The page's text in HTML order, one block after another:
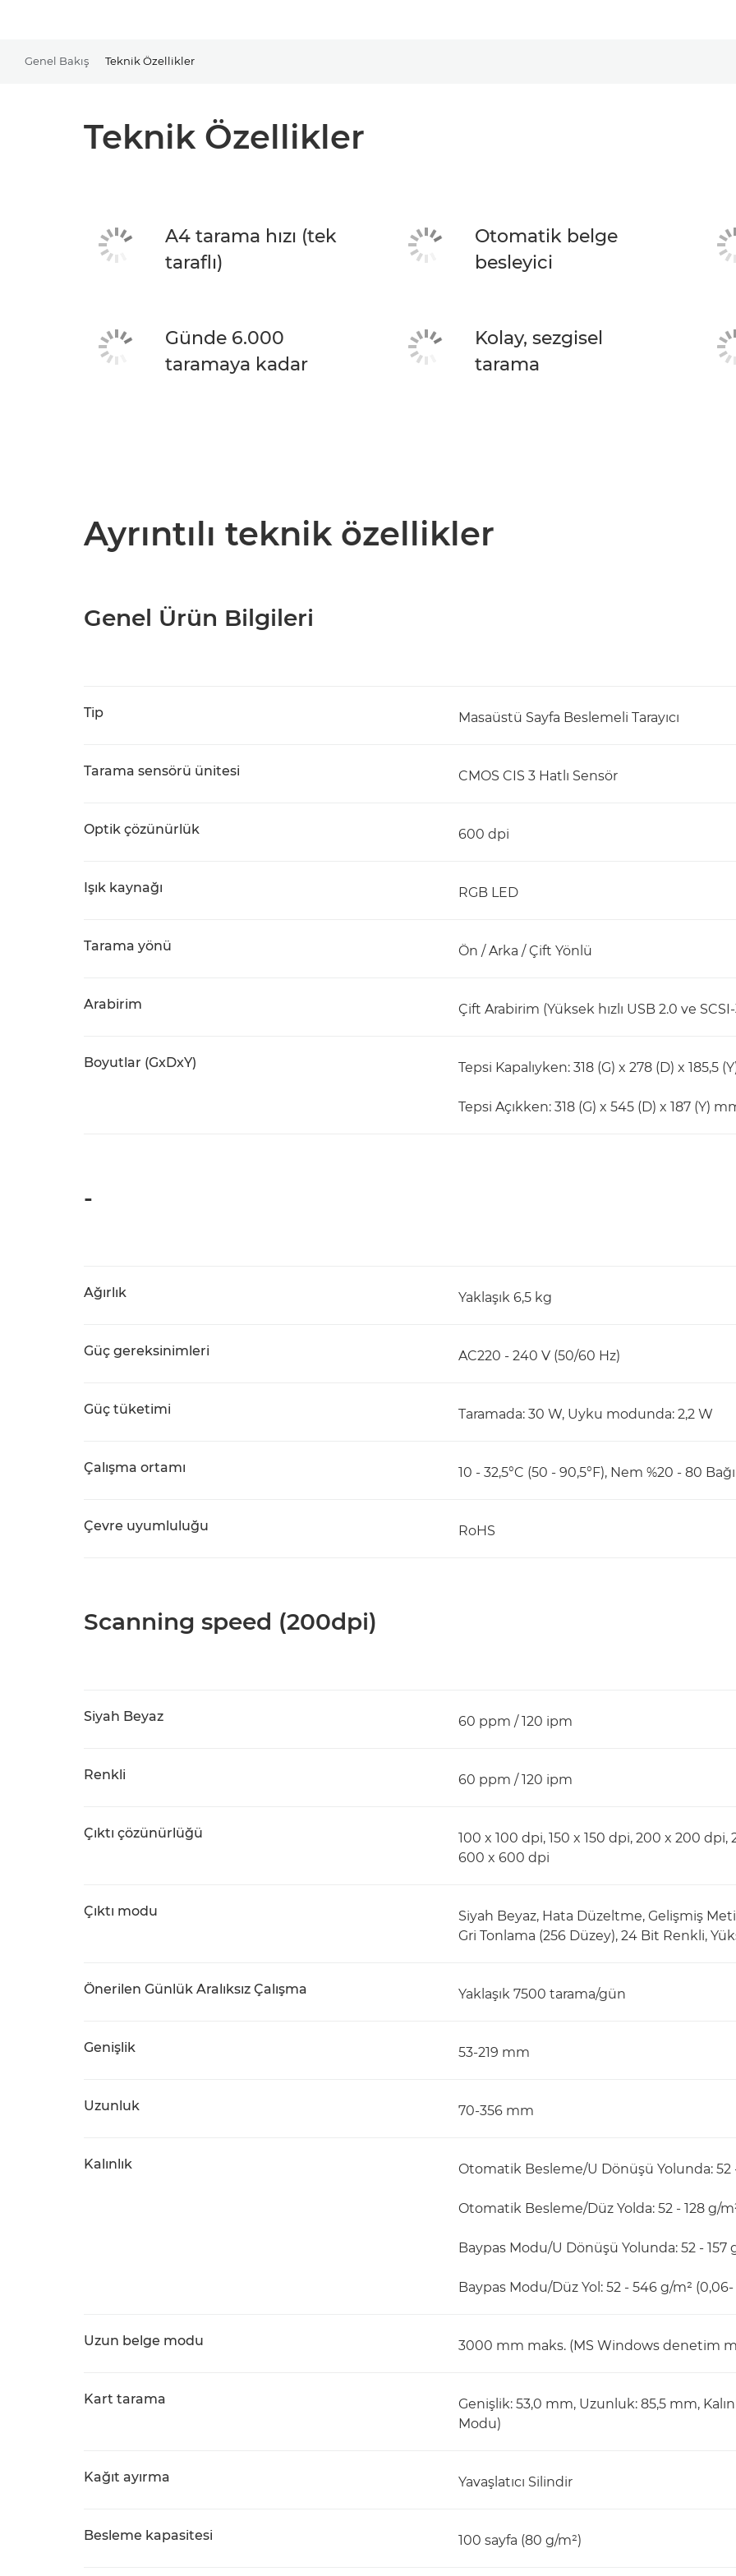
Genel Bakış Teknik Özellikler
Teknik Özellikler
A4 tarama hızı (tek
taraflı)
Otomatik belge
besleyici
Günde 6.000
taramaya kadar
Kolay, sezgisel
tarama
Ayrıntılı teknik özellikler
Genel Ürün Bilgileri
Tip Masaüstü Sayfa Beslemeli Tarayıcı
Tarama sensörü ünitesi CMOS CIS 3 Hatlı Sensör
Optik çözünürlük 600 dpi
Işık kaynağı RGB LED
Tarama yönü Ön / Arka / Çift Yönlü
Arabirim Çift Arabirim (Yüksek hızlı USB 2.0 ve
Boyutlar (GxDxY) Tepsi Kapalıyken: 318 (G) x 278 (D) x 185,5
Tepsi Açıkken: 318 (G) x 545 (D) x 187 (Y)
-
Ağırlık Yaklaşık 6,5 kg
Güç gereksinimleri AC220 - 240 V (50/60 Hz)
Güç tüketimi Taramada: 30 W, Uyku modunda: 2,2 W
Çalışma ortamı 10 - 32,5°C (50 - 90,5°F), Nem %20 - 80
Çevre uyumluluğu RoHS
Scanning speed (200dpi)
Siyah Beyaz 60 ppm / 120 ipm
Renkli 60 ppm / 120 ipm
Çıktı çözünürlüğü
100 x 100 dpi, 150 x 150 dpi, 200 x 200
600 x 600 dpi
Çıktı modu
Siyah Beyaz, Hata Düzeltme, Gelişmiş
Gri Tonlama (256 Düzey), 24 Bit Renkli,
Önerilen Günlük Aralıksız Çalışma Yaklaşık 7500 tarama/gün
Genişlik 53-219 mm
Uzunluk 70-356 mm
Kalınlık Otomatik Besleme/U Dönüşü Yolunda: 52
Otomatik Besleme/Düz Yolda: 52 - 128 g/
Baypas Modu/U Dönüşü Yolunda: 52 - 157
Baypas Modu/Düz Yol: 52 - 546 g/m²
Uzun belge modu 3000 mm maks. (MS Windows denetim
Kart tarama
Genişlik: 53,0 mm, Uzunluk: 85,5 mm,
Modu)
Kağıt ayırma Yavaşlatıcı Silindir
Besleme kapasitesi 100 sayfa (80 g/m²)